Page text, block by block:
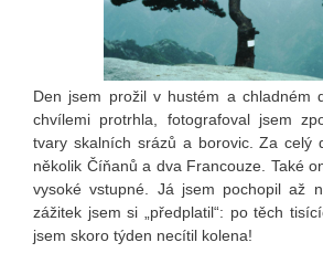
Den jsem prožil v hustém a chladném
chvílemi protrhla, fotografoval jsem
tvary skalních srázů a borovic. Za celý
několik Číňanů a dva Francouze. Také
vysoké vstupné. Já jsem pochopil až
zážitek jsem si „předplatil“: po těch
jsem skoro týden necítil kolena!